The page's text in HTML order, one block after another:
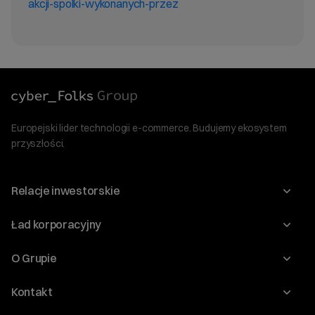
akcji-spolki-wykonanych-przez
Europejski lider technologii e-commerce. Budujemy ekosystem
przyszłości.
Relacje inwestorskie
Raporty
Ład korporacyjny
Walne Zgromadzenia
O Grupie
O Spółce
Kontakt